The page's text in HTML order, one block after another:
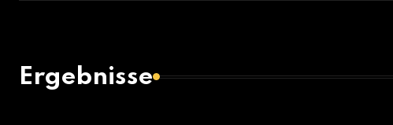
Ergebnisse